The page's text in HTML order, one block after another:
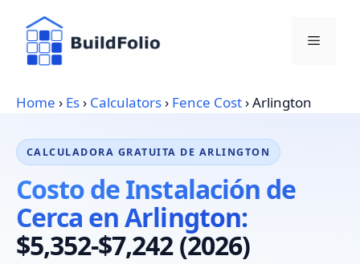
content
Menu
Home › Es› Calculators› Fence Cost›Arlington
CALCULADORA GRATUITA DE ARLINGTON
Costo de Instalación de
Cerca en Arlington:
$5,352-$7,242 (2026)